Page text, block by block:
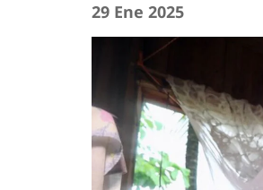
29 Ene 2025